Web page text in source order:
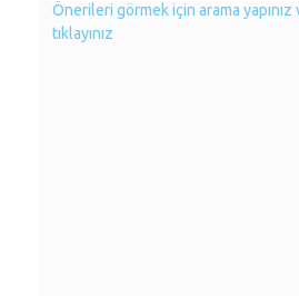
Önerileri görmek için arama
tıklayınız